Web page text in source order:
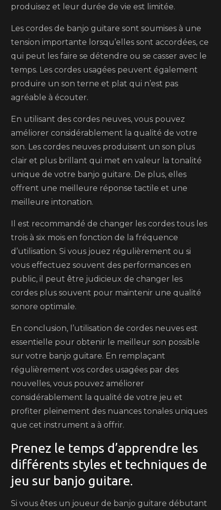
produisez et leur durée de vie est limitée.
Les cordes de banjo guitare sont soumises à une
tension importante lorsqu’elles sont accordées, ce
qui peut les faire se détendre ou se casser avec le
temps. Les cordes usagées peuvent également
produire un son terne et plat qui n’est pas
agréable à écouter.
En utilisant des cordes neuves, vous pouvez
améliorer considérablement la qualité de votre
son. Les cordes neuves produisent un son plus
clair et plus brillant qui met en valeur la tonalité
unique de votre banjo guitare. De plus, elles
offrent une meilleure réponse tactile et une
meilleure intonation.
Il est recommandé de changer les cordes tous les
trois à six mois en fonction de la fréquence
d’utilisation. Si vous jouez régulièrement ou si
vous effectuez souvent des performances en
public, il peut être judicieux de changer les
cordes plus souvent pour maintenir une qualité
sonore optimale.
En conclusion, l’utilisation de cordes neuves est
essentielle pour obtenir le meilleur son possible
sur votre banjo guitare. En remplaçant
régulièrement vos cordes usagées par des
nouvelles, vous pouvez améliorer
considérablement la qualité de votre jeu et
profiter pleinement des nuances tonales uniques
que cet instrument a à offrir.
Prenez le temps d’apprendre les
différents styles et techniques de
jeu sur banjo guitare.
Si vous êtes un joueur de banjo guitare débutant